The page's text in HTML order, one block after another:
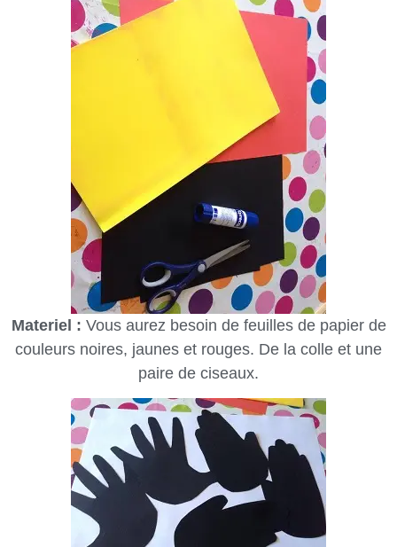
Materiel : Vous aurez besoin de feuilles de papier de
couleurs noires, jaunes et rouges. De la colle et une
paire de ciseaux.